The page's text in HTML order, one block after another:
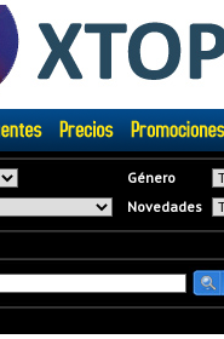
Género
Novedades